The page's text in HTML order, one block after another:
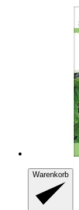
Warenkorb